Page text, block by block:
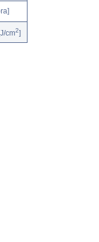
cm2]